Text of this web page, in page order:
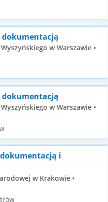
w Warszawie •
w Warszawie •
i
w Krakowie •